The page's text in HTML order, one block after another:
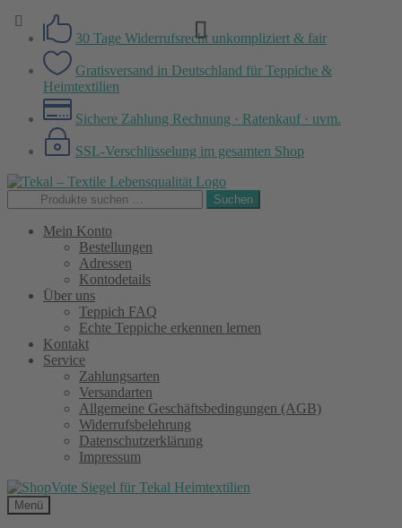
30 Tage Widerrufsrecht unkompliziert & fair
Gratisversand in Deutschland für Teppiche &
Heimtextilien
Sichere Zahlung Rechnung · Ratenkauf · uvm.
SSL-Verschlüsselung im gesamten Shop
Zur
Navigation
springen
Zum
springen
Suchen
nach:
Suchen
Mein Konto
Bestellungen
Adressen
Kontodetails
Über uns
Teppich FAQ
Echte Teppiche erkennen lernen
Kontakt
Service
Zahlungsarten
Versandarten
Allgemeine Geschäftsbedingungen (AGB)
Widerrufsbelehrung
Datenschutzerklärung
Impressum
Menü